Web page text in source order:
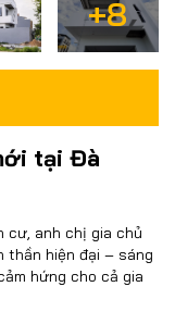
+8
tại Đà
cư, anh chị gia chủ
thần hiện đại – sáng
hứng cho cả gia